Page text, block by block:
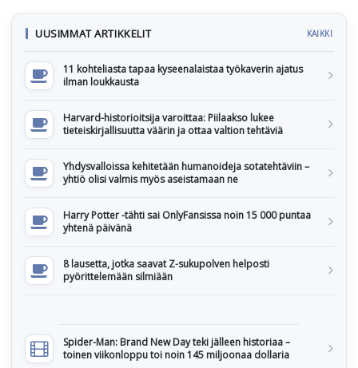
UUSIMMAT ARTIKKELIT KAIKKI
11 kohteliasta tapaa kyseenalaistaa työkaverin ajatus
ilman loukkausta
Harvard-historioitsija varoittaa: Piilaakso lukee
tieteiskirjallisuutta väärin ja ottaa valtion tehtäviä
Yhdysvalloissa kehitetään humanoideja sotatehtäviin –
yhtiö olisi valmis myös aseistamaan ne
Harry Potter -tähti sai OnlyFansissa noin 15 000 puntaa
yhtenä päivänä
8 lausetta, jotka saavat Z-sukupolven helposti
pyörittelemään silmiään
Spider-Man: Brand New Day teki jälleen historiaa –
toinen viikonloppu toi noin 145 miljoonaa dollaria